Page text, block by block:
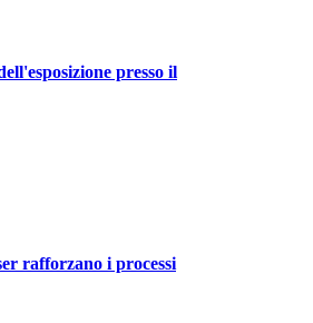
presso il
rafforzano i processi